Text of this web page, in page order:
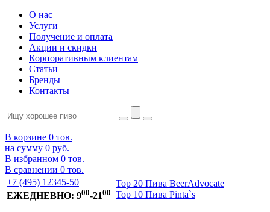
О нас
Услуги
Получение и оплата
Акции и скидки
Корпоративным клиентам
Статьи
Бренды
Контакты
В корзине 0 тов.
на сумму 0 руб.
В избранном 0 тов.
В сравнении 0 тов.
+7 (495) 12345-50
ЕЖЕДНЕВНО: 900-2100
Top 20 Пива BeerAdvocate
Top 10 Пива Pinta`s